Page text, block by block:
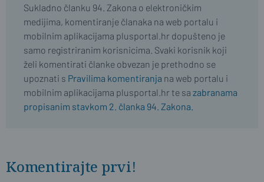
Sukladno članku 94. Zakona o elektroničkim
medijima, komentiranje članaka na web portalu i
mobilnim aplikacijama plusportal.hr dopušteno je
samo registriranim korisnicima. Svaki korisnik koji
želi komentirati članke obvezan je prethodno se
upoznati s Pravilima komentiranja na web portalu i
mobilnim aplikacijama plusportal.hr te sa zabranama
propisanim stavkom 2. članka 94. Zakona.
Komentirajte prvi!